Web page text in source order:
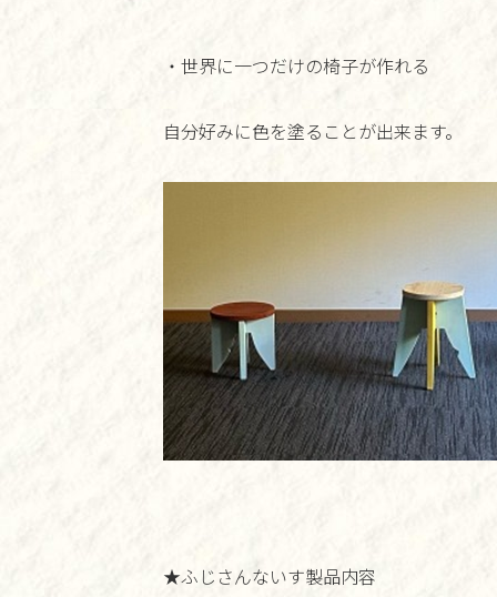
・世界に一つだけの椅子が作れる
自分好みに色を塗ることが出来ます。
★ふじさんないす製品内容